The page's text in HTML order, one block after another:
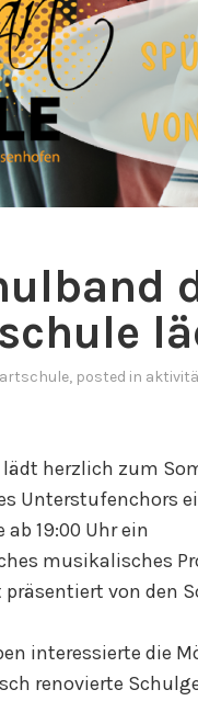
, posted in
herzlich zum
Unterstufenchors
19:00 Uhr ein
musikalisches
präsentiert von den
interessierte die
renovierte